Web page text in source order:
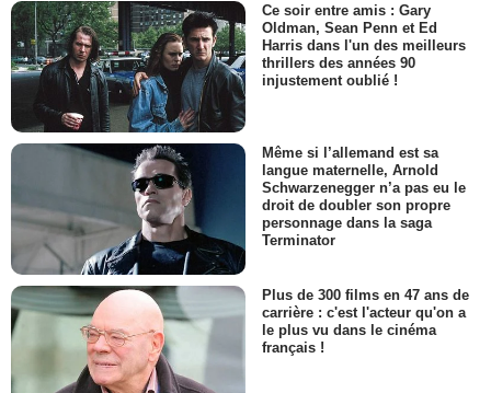
Ce soir entre amis : Gary
Oldman, Sean Penn et Ed
Harris dans l'un des meilleurs
thrillers des années 90
injustement oublié !
Même si l’allemand est sa
langue maternelle, Arnold
Schwarzenegger n’a pas eu le
droit de doubler son propre
personnage dans la saga
Terminator
Plus de 300 films en 47 ans de
carrière : c'est l'acteur qu'on a
le plus vu dans le cinéma
français !